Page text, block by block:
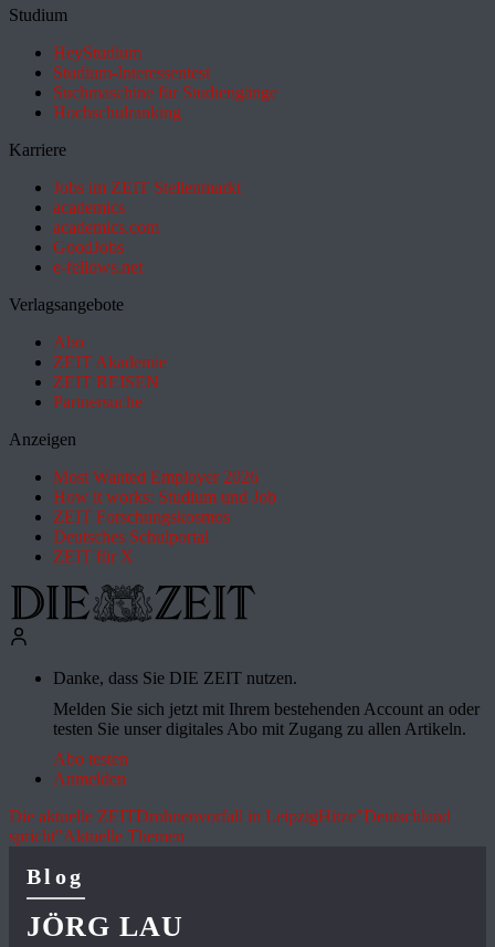
Studium
HeyStudium
Studium-Interessentest
Suchmaschine für Studiengänge
Hochschulranking
Karriere
Jobs im ZEIT Stellenmarkt
academics
academics.com
GoodJobs
e-fellows.net
Verlagsangebote
Abo
ZEIT Akademie
ZEIT REISEN
Partnersuche
Anzeigen
Most Wanted Employer 2026
How it works: Studium und Job
ZEIT Forschungskosmos
Deutsches Schulportal
ZEIT für X
Danke, dass Sie DIE ZEIT nutzen.
Melden Sie sich jetzt mit Ihrem bestehenden Account an oder
testen Sie unser digitales Abo mit Zugang zu allen Artikeln.
Abo testen
Anmelden
Die aktuelle ZEITDrohnenvorfall in LeipzigHitze"Deutschland
spricht"Aktuelle Themen
Blog
JÖRG LAU